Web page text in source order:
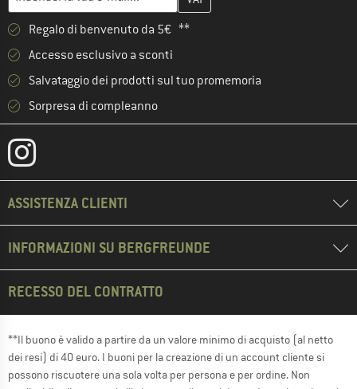
Regalo di benvenuto da 5€ **
Accesso esclusivo a sconti
Salvataggio dei prodotti sul tuo promemoria
Sorpresa di compleanno
ASSISTENZA CLIENTI
INFORMAZIONI SU BERGFREUNDE
RECESSO DEL CONTRATTO
**Il buono è valido a partire da un valore minimo di acquisto (al netto
dei resi) di 40 euro. I buoni per la creazione di un account cliente si
possono riscuotere una sola volta per persona e per ordine. Non